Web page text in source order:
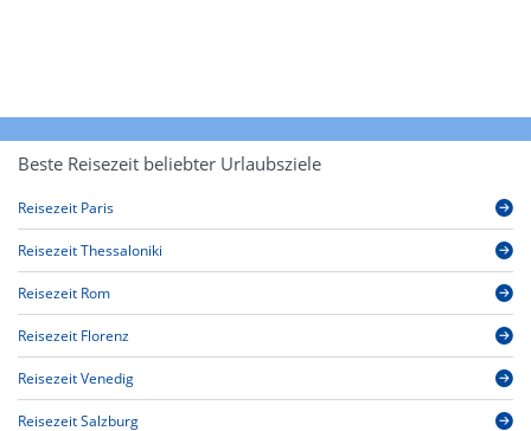
Beste Reisezeit beliebter Urlaubsziele
Reisezeit Paris
Reisezeit Thessaloniki
Reisezeit Rom
Reisezeit Florenz
Reisezeit Venedig
Reisezeit Salzburg